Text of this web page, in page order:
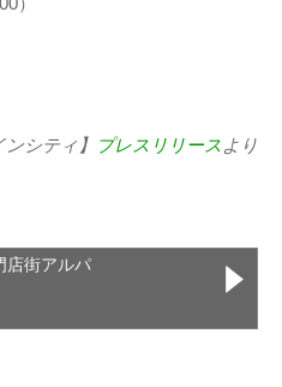
シティ】 プレスリリースより
店街アルパ